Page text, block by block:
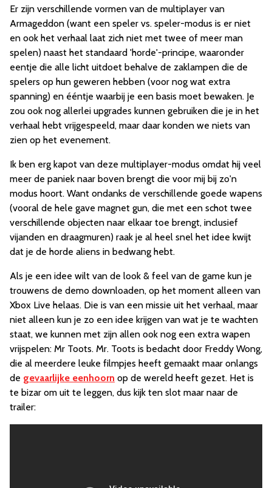
Er zijn verschillende vormen van de multiplayer van
Armageddon (want een speler vs. speler-modus is er niet
en ook het verhaal laat zich niet met twee of meer man
spelen) naast het standaard 'horde'-principe, waaronder
eentje die alle licht uitdoet behalve de zaklampen die de
spelers op hun geweren hebben (voor nog wat extra
spanning) en ééntje waarbij je een basis moet bewaken. Je
zou ook nog allerlei upgrades kunnen gebruiken die je in het
verhaal hebt vrijgespeeld, maar daar konden we niets van
zien op het evenement.
Ik ben erg kapot van deze multiplayer-modus omdat hij veel
meer de paniek naar boven brengt die voor mij bij zo'n
modus hoort. Want ondanks de verschillende goede wapens
(vooral de hele gave magnet gun, die met een schot twee
verschillende objecten naar elkaar toe brengt, inclusief
vijanden en draagmuren) raak je al heel snel het idee kwijt
dat je de horde aliens in bedwang hebt.
Als je een idee wilt van de look & feel van de game kun je
trouwens de demo downloaden, op het moment alleen van
Xbox Live helaas. Die is van een missie uit het verhaal, maar
niet alleen kun je zo een idee krijgen van wat je te wachten
staat, we kunnen met zijn allen ook nog een extra wapen
vrijspelen: Mr Toots. Mr. Toots is bedacht door Freddy Wong,
die al meerdere leuke filmpjes heeft gemaakt maar onlangs
de gevaarlijke eenhoorn op de wereld heeft gezet. Het is
te bizar om uit te leggen, dus kijk ten slot maar naar de
trailer: